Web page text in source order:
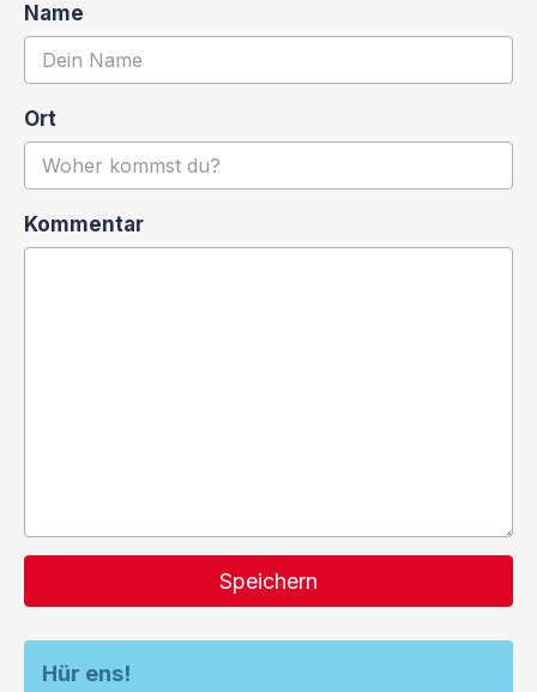
Name
Ort
Kommentar
Speichern
Hür ens!